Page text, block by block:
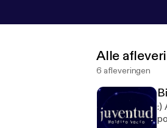
Alle
6 afleveringen
:)